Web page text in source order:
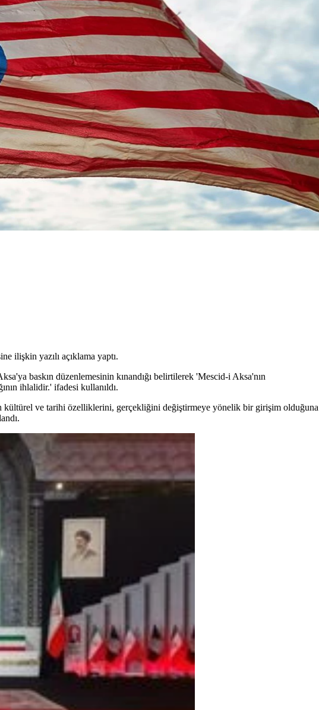
ilişkin yazılı açıklama yaptı.
baskın düzenlemesinin kınandığı belirtilerek 'Mescid-i Aksa'nın
ihlalidir.' ifadesi kullanıldı.
kültürel ve tarihi özelliklerini, gerçekliğini değiştirmeye yönelik bir girişim olduğuna